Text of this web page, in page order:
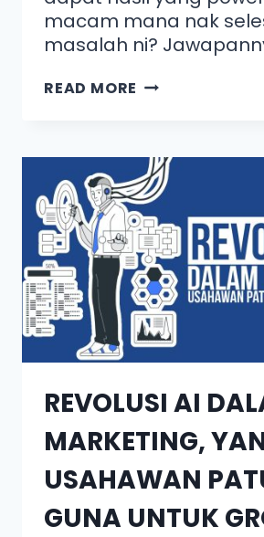
macam mana nak
masalah ni?
READ MORE
REVOLUSI AI
MARKETING,
USAHAWAN
GUNA UNTUK